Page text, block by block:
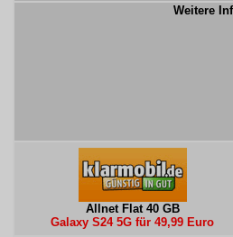
Weitere
Allnet Flat 40 GB
Galaxy S24 5G für 49,99 Euro